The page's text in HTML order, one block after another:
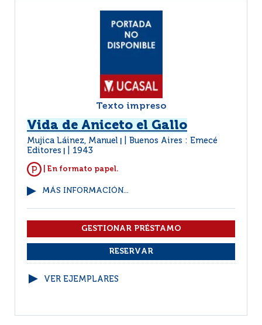
Texto impreso
Vida de Aniceto el Gallo
Mujica Láinez, Manuel
Buenos Aires : Emecé
Editores
1943
| En formato papel.
MÁS INFORMACIÓN...
VER EJEMPLARES